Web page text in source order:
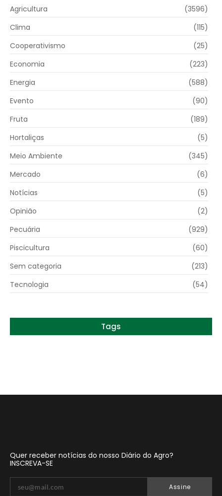
Agricultura
(3596)
Clima
(115)
Cooperativismo
(25)
Economia
(223)
Energia
(588)
Evento
(90)
Fruta
(189)
Hortaliças
(5)
Meio Ambiente
(345)
Mercado
(6)
Notícias
(5)
Opinião
(2)
Pecuária
(929)
Piscicultura
(60)
Sem categoria
(213)
Tecnologia
(54)
Tags
Quer receber notícias do nosso Diário do Agro?
INSCREVA-SE
Assine